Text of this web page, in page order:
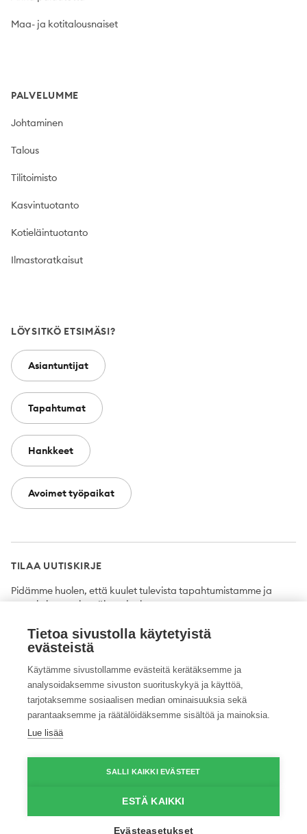
Maa- ja kotitalousnaiset
PALVELUMME
Johtaminen
Talous
Tilitoimisto
Kasvintuotanto
Kotieläintuotanto
Ilmastoratkaisut
LÖYSITKÖ ETSIMÄSI?
Asiantuntijat
Tapahtumat
Hankkeet
Avoimet työpaikat
TILAA UUTISKIRJE
Pidämme huolen, että kuulet tulevista tapahtumistamme ja
uutuuksista ensimmäisten joukossa.
Tilaa
Twitter FacebookYouTubeInstagramLinkedIn
© 2026 ProAgria. Kaikki oikeudet pidätetään.
Tietoa sivustolla käytetyistä
evästeistä
Käytämme sivustollamme evästeitä kerätäksemme ja
analysoidaksemme sivuston suorituskykyä ja käyttöä,
tarjotaksemme sosiaalisen median ominaisuuksia sekä
parantaaksemme ja räätälöidäksemme sisältöä ja mainoksia.
Lue lisää
SALLI KAIKKI EVÄSTEET
ESTÄ KAIKKI
Evästeasetukset